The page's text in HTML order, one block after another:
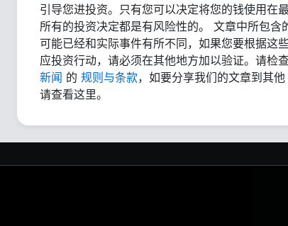
引导您进投资。只有您可以决定将您的钱使用在
所有的投资决定都是有风险性的。 文章中所包含
可能已经和实际事件有所不同，如果您要根据这
应投资行动，请必须在其他地方加以验证。请检
新闻 的 规则与条款，如要分享我们的文章到其他
请查看这里。